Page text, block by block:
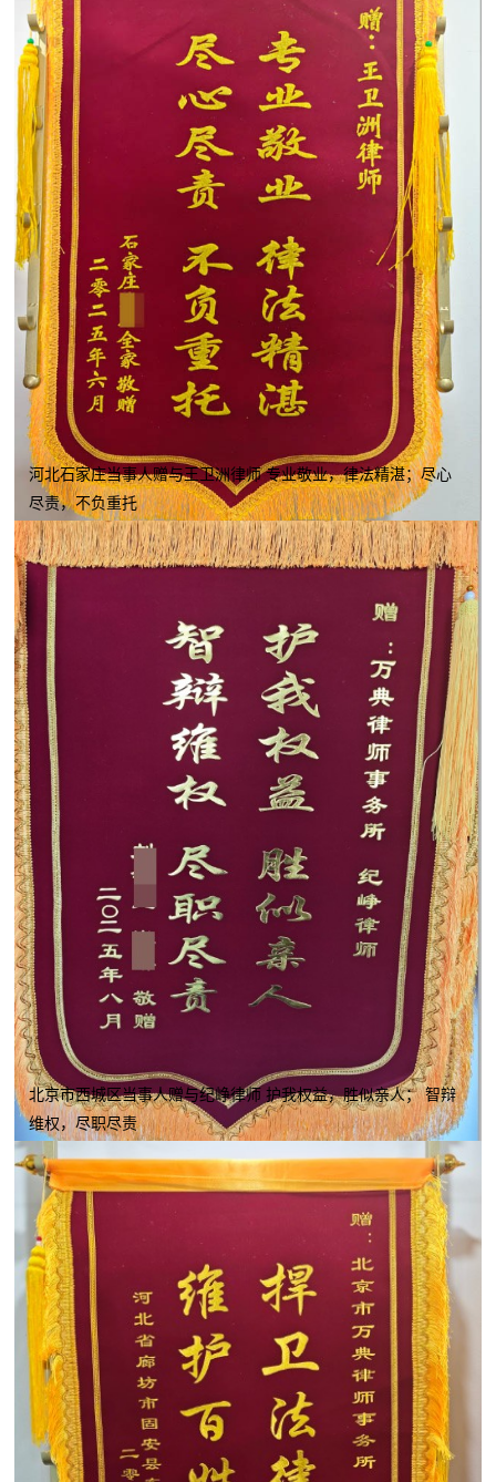
河北石家庄当事人赠与王卫洲律师 专业敬业，律法精湛；尽心
尽责，不负重托
北京市西城区当事人赠与纪峥律师 护我权益，胜似亲人； 智辩
维权，尽职尽责